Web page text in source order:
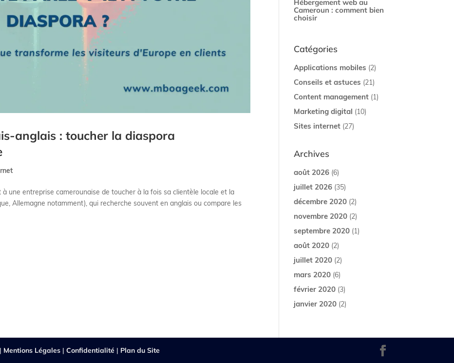
anglais : toucher la diaspora
une entreprise camerounaise de toucher à la fois sa clientèle locale et la
Allemagne notamment), qui recherche souvent en anglais ou compare les
Hébergement web au
Cameroun : comment bien
choisir
Catégories
Applications mobiles (2)
Conseils et astuces (21)
Content management (1)
Marketing digital (10)
Sites internet (27)
Archives
août 2026 (6)
juillet 2026 (35)
décembre 2020 (2)
novembre 2020 (2)
septembre 2020 (1)
août 2020 (2)
juillet 2020 (2)
mars 2020 (6)
février 2020 (3)
janvier 2020 (2)
Mentions Légales |Confidentialité | Plan du Site